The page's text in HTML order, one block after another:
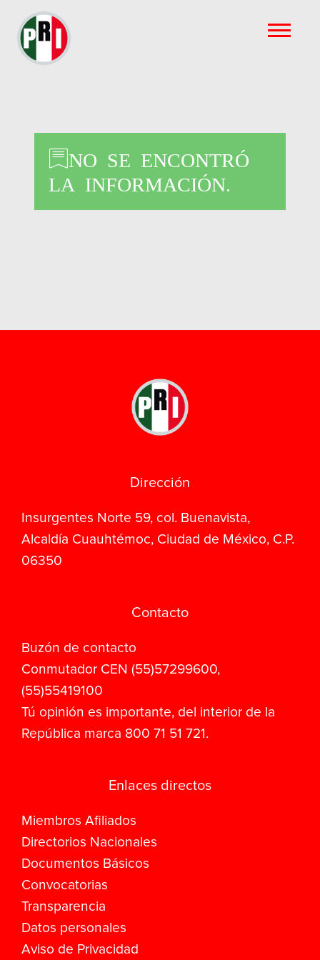
NO SE ENCONTRÓ
LA INFORMACIÓN.
Dirección
Insurgentes Norte 59, col. Buenavista,
Alcaldía Cuauhtémoc, Ciudad de México, C.P.
06350
Contacto
Buzón de contacto
Conmutador CEN (55)57299600,
(55)55419100
Tú opinión es importante, del interior de la
República marca 800 71 51 721.
Enlaces directos
Miembros Afiliados
Directorios Nacionales
Documentos Básicos
Convocatorias
Transparencia
Datos personales
Aviso de Privacidad